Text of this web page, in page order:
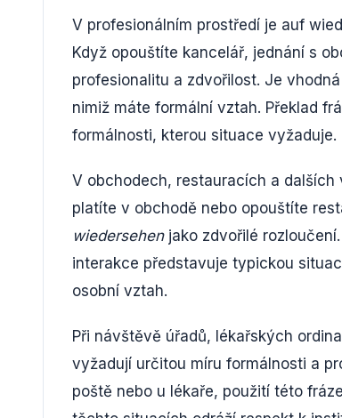
V profesionálním prostředí je auf
Když opouštíte kancelář, jednání s
profesionalitu a zdvořilost. Je
nimiž máte formální vztah. Překlad
formálnosti, kterou situace vyžaduje.
V obchodech, restauracích a
platíte v obchodě nebo opouštíte
wiedersehenjako zdvořilé
interakce představuje typickou
osobní vztah.
Při návštěvě úřadů, lékařských
vyžadují určitou míru formálnosti a
poště nebo u lékaře, použití této